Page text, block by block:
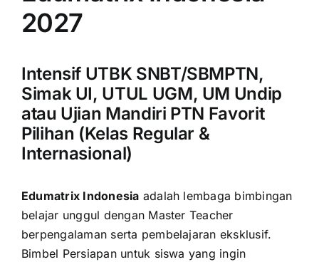
2027
Intensif UTBK SNBT/SBMPTN,
Simak UI, UTUL UGM, UM Undip
atau Ujian Mandiri PTN Favorit
Pilihan (Kelas Regular &
Internasional)
Edumatrix Indonesia adalah lembaga bimbingan
belajar unggul dengan Master Teacher
berpengalaman serta pembelajaran eksklusif.
Bimbel Persiapan untuk siswa yang ingin